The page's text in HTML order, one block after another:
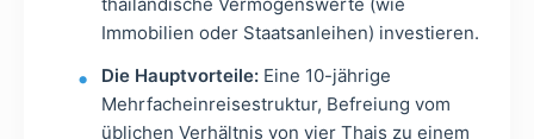
Immobilien oder Staatsanleihen) investieren.
Die Hauptvorteile: Eine 10-jährige
Mehrfacheinreisestruktur, Befreiung vom
üblichen Verhältnis von vier Thais zu einem